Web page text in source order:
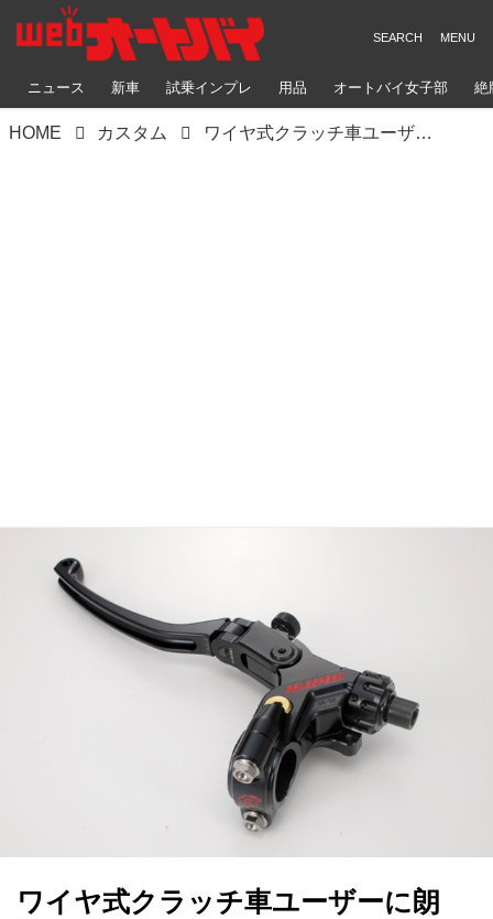
ニュース 新車 試乗インプレ 用品 オートバイ女子部 絶
HOME カスタム ワイヤ式クラッチ車ユーザーに朗報！ 高機能レバーがゲイルスピードにラインナップ
ワイヤ式クラッチ車ユーザーに朗